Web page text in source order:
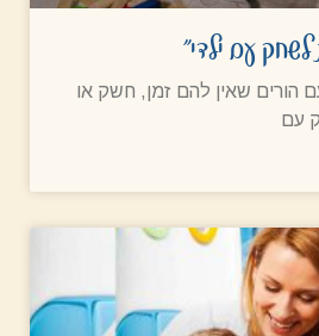
לשחק עם ילדי"
הורים שאין להם זמן, חשק או
עם